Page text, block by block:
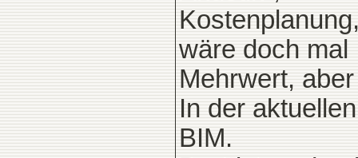
wäre doch mal
Mehrwert,
In der
BIM.